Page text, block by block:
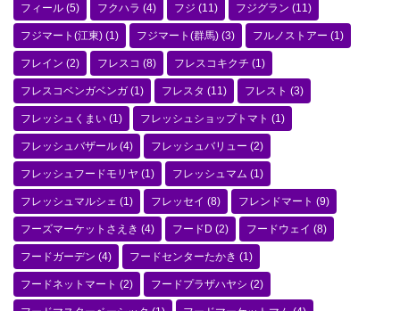
フィール (5) フクハラ (4) フジ (11) フジグラン (11)
フジマート(江東) (1) フジマート(群馬) (3) フルノストアー (1)
フレイン (2) フレスコ (8) フレスコキクチ (1)
フレスコベンガベンガ (1) フレスタ (11) フレスト (3)
フレッシュくまい (1) フレッシュショップトマト (1)
フレッシュバザール (4) フレッシュバリュー (2)
フレッシュフードモリヤ (1) フレッシュマム (1)
フレッシュマルシェ (1) フレッセイ (8) フレンドマート (9)
フーズマーケットさえき (4) フードD (2) フードウェイ (8)
フードガーデン (4) フードセンターたかき (1)
フードネットマート (2) フードプラザハヤシ (2)